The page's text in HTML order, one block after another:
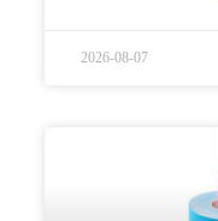
2026-08-07